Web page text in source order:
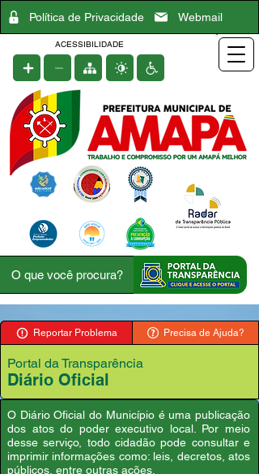
Política de Privacidade Webmail
ACESSIBILIDADE
Reportar Problema Precisa de Ajuda?
Portal da Transparência
Diário Oficial
O Diário Oficial do Município é uma publicação
dos atos do poder executivo local. Por meio
desse serviço, todo cidadão pode consultar e
imprimir informações como: leis, decretos, atos
públicos, entre outras ações.